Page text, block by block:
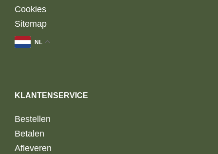
Cookies
Sitemap
NL
KLANTENSERVICE
Bestellen
Betalen
Afleveren